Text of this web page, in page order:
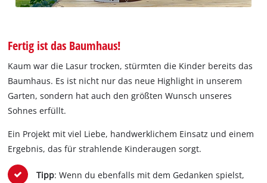
Fertig ist das Baumhaus!
Kaum war die Lasur trocken, stürmten die Kinder bereits das
Baumhaus. Es ist nicht nur das neue Highlight in unserem
Garten, sondern hat auch den größten Wunsch unseres
Sohnes erfüllt.
Ein Projekt mit viel Liebe, handwerklichem Einsatz und einem
Ergebnis, das für strahlende Kinderaugen sorgt.
Tipp: Wenn du ebenfalls mit dem Gedanken spielst,